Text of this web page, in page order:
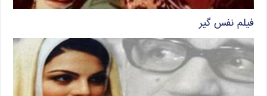
فیلم نفس گیر